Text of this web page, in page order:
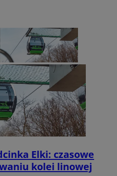
Elki: czasowe
kolei linowej